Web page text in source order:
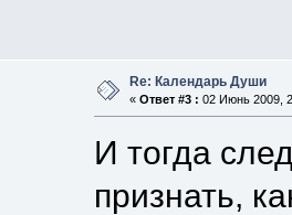
Re: Календарь Души
« Ответ #3 : 02 Июнь 2009,
И тогда
признать,